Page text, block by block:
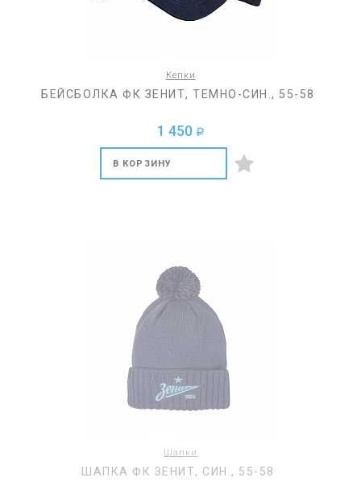
Кепки
БЕЙСБОЛКА ФК ЗЕНИТ, ТЕМНО-СИН., 55-58
1 450 a
В КОРЗИНУ
Шапки
ШАПКА ФК ЗЕНИТ, СИН., 55-58